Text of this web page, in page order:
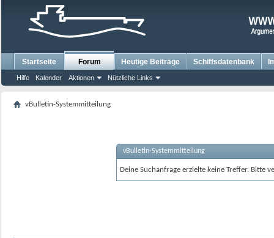
Startseite Forum
Hilfe Kalender Aktionen Nützliche Links
Heutige Beiträge Schiffsdatenbank
vBulletin-Systemmitteilung
vBulletin-Systemmitteilung
Deine Suchanfrage erzielte keine Treffer. Bitte